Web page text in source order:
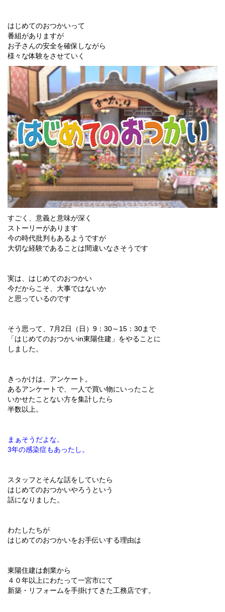
はじめてのおつかいって
番組がありますが
お子さんの安全を確保しながら
様々な体験をさせていく
すごく、意義と意味が深く
ストーリーがあります
今の時代批判もあるようですが
大切な経験であることは間違いなさそうです
実は、はじめてのおつかい
今だからこそ、大事ではないか
と思っているのです
そう思って、7月2日（日）9：30～15：30まで
「はじめてのおつかいin東陽住建」をやることに
しました。
きっかけは、アンケート。
あるアンケートで、一人で買い物にいったこと
いかせたことない方を集計したら
半数以上。
まぁそうだよな。
3年の感染症もあったし。
スタッフとそんな話をしていたら
はじめてのおつかいやろうという
話になりました。
わたしたちが
はじめてのおつかいをお手伝いする理由は
東陽住建は創業から
４０年以上にわたって一宮市にて
新築・リフォームを手掛けてきた工務店です。